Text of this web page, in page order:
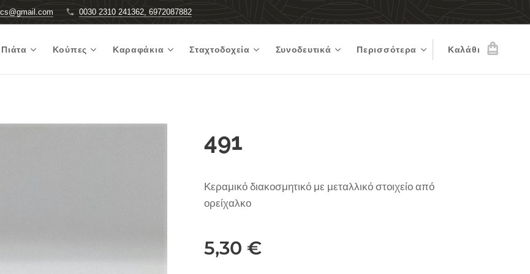
0030 2310 241362, 6972087882
Πιάτα Κούπες Καραφάκια Σταχτοδοχεία Συνοδευτικά Περισσότερα Καλάθι
491
Κεραμικό διακοσμητικό με μεταλλικό στοιχείο από
ορείχαλκο
5,30 €